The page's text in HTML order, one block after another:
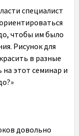
специалист
чтобы им было
Рисунок для
в разные
на этот семинар и
довольно